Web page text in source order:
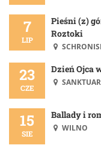
7
LIP
Pieśni (z)
Roztoki
23
CZE
Dzień Ojca
15
SIE
Ballady i
WILNO